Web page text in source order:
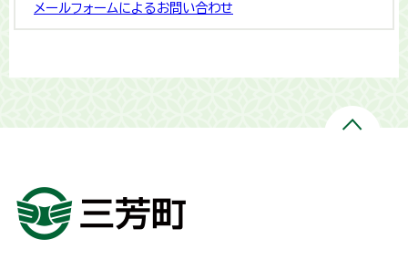
メールフォームによるお問い合わせ